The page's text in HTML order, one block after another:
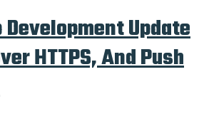
Update
HTTPS, And Push